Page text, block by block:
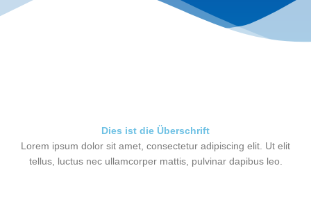
Dies ist die Überschrift
Lorem ipsum dolor sit amet, consectetur adipiscing elit. Ut elit
tellus, luctus nec ullamcorper mattis, pulvinar dapibus leo.